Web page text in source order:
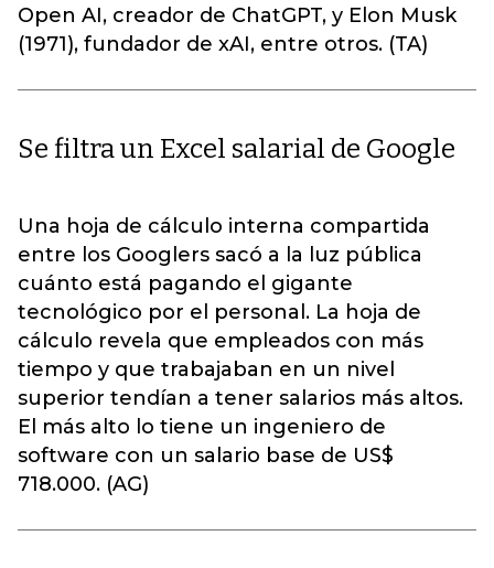
Open AI, creador de ChatGPT, y Elon Musk
(1971), fundador de xAI, entre otros. (TA)
Se filtra un Excel salarial de Google
Una hoja de cálculo interna compartida
entre los Googlers sacó a la luz pública
cuánto está pagando el gigante
tecnológico por el personal. La hoja de
cálculo revela que empleados con más
tiempo y que trabajaban en un nivel
superior tendían a tener salarios más altos.
El más alto lo tiene un ingeniero de
software con un salario base de US$
718.000. (AG)